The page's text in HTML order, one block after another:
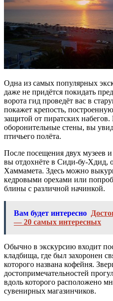
Одна из самых популярных
даже не придётся покидать
ворота гид проведёт вас в
покажет крепость,
защитой от пиратских
оборонительные стены, вы
птичьего полёта.
После посещения двух музеев
вы отдохнёте в Сиди-бу-Хдид,
Хаммамета. Здесь можно
кедровыми орехами или
блины с различной начинкой.
Вам будет интересно
— 20 самых интересных
Обычно в экскурсию входит
кладбища, где был захоронен
которого названа кофейня.
достопримечательностей
вдоль которого расположено
сувенирных магазинчиков.